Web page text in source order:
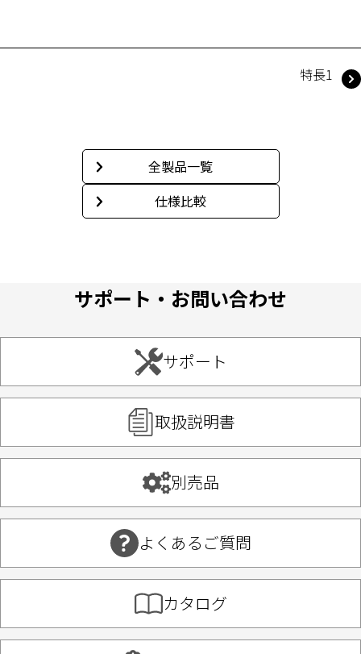
特長1
全製品一覧
仕様比較
サポート・お問い合わせ
サポート
取扱説明書
別売品
よくあるご質問
カタログ